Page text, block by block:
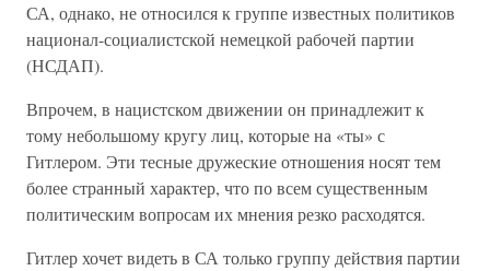
СА, однако, не относился к группе известных политиков
национал-социалистской немецкой рабочей партии
(НСДАП).
Впрочем, в нацистском движении он принадлежит к
тому небольшому кругу лиц, которые на «ты» с
Гитлером. Эти тесные дружеские отношения носят тем
более странный характер, что по всем существенным
политическим вопросам их мнения резко расходятся.
Гитлер хочет видеть в СА только группу действия партии